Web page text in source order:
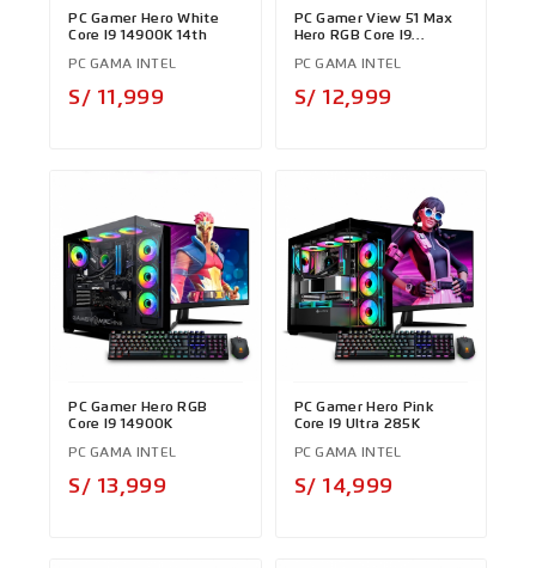
PC Gamer Hero White
Core I9 14900K 14th
PC GAMA INTEL
S/ 11,999
PC Gamer View 51 Max
Hero RGB Core I9
PC GAMA INTEL
S/ 12,999
PC Gamer Hero RGB
Core I9 14900K
PC GAMA INTEL
S/ 13,999
PC Gamer Hero Pink
Core I9 Ultra 285K
PC GAMA INTEL
S/ 14,999